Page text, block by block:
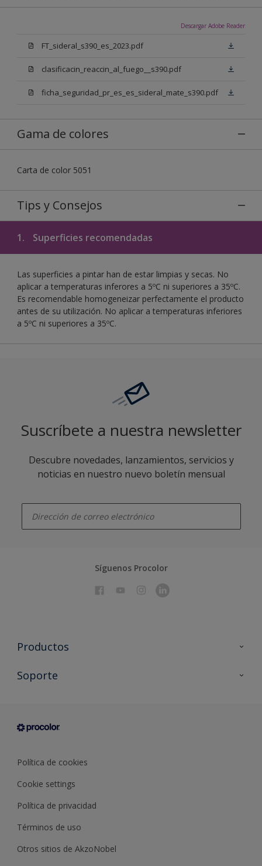
Descargar Adobe Reader
FT_sideral_s390_es_2023.pdf
clasificacin_reaccin_al_fuego__s390.pdf
ficha_seguridad_pr_es_es_sideral_mate_s390.pdf
Gama de colores
Carta de color 5051
Tips y Consejos
1. Superficies recomendadas
Las superficies a pintar han de estar limpias y secas. No
aplicar a temperaturas inferores a 5ºC ni superiores a 35ºC.
Es recomendable homogeneizar perfectamente el producto
antes de su utilización. No aplicar a temperaturas inferiores
a 5ºC ni superiores a 35ºC.
Suscríbete a nuestra newsletter
Descubre novedades, lanzamientos, servicios y
noticias en nuestro nuevo boletín mensual
Síguenos Procolor
Productos
Todos los productos
Condiciones generales de venta
Soporte
Sobre Procolor
Política de cookies
Cookie settings
Política de privacidad
Términos de uso
Otros sitios de AkzoNobel